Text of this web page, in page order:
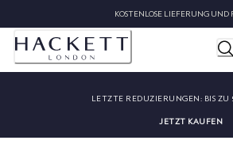
KOSTENLOSE LIEFERUNG UND
LETZTE REDUZIERUNGEN: BIS ZU
JETZT KAUFEN